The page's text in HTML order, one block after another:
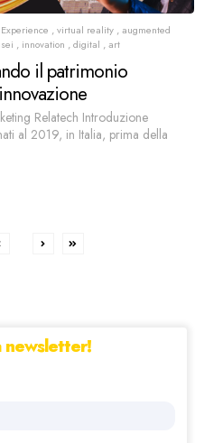
,virtual reality ,augmented
, innovation ,digital ,art
il patrimonio
Relatech Introduzione
al 2019, in Italia, prima della
newsletter!